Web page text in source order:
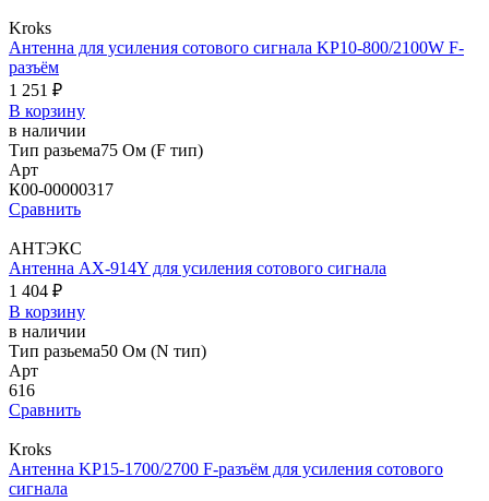
Kroks
Антенна для усиления сотового сигнала KP10-800/2100W F-
разъём
1 251 ₽
В корзину
в наличии
Тип разьема75 Ом (F тип)
Арт
К00-00000317
Сравнить
АНТЭКС
Антенна AX-914Y для усиления сотового сигнала
1 404 ₽
В корзину
в наличии
Тип разьема50 Ом (N тип)
Арт
616
Сравнить
Kroks
Антенна KP15-1700/2700 F-разъём для усиления сотового
сигнала